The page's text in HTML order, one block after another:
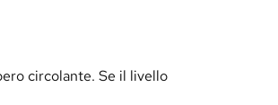
circolante. Se il livello